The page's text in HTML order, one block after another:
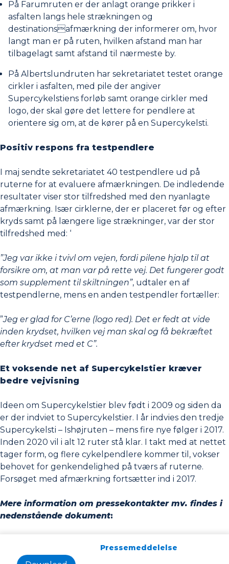
På Farumruten er der anlagt orange prikker i
asfalten langs hele strækningen og
destinationsafmærkning der informerer om, hvor
langt man er på ruten, hvilken afstand man har
tilbagelagt samt afstand til nærmeste by.
På Albertslundruten har sekretariatet testet orange
cirkler i asfalten, med pile der angiver
Supercykelstiens forløb samt orange cirkler med
logo, der skal gøre det lettere for pendlere at
orientere sig om, at de kører på en Supercykelsti.
Positiv respons fra testpendlere
I maj sendte sekretariatet 40 testpendlere ud på
ruterne for at evaluere afmærkningen. De indledende
resultater viser stor tilfredshed med den nyanlagte
afmærkning. Især cirklerne, der er placeret før og efter
kryds samt på længere lige strækninger, var der stor
tilfredshed med: ‘
”Jeg var ikke i tvivl om vejen, fordi pilene hjalp til at
forsikre om, at man var på rette vej. Det fungerer godt
som supplement til skiltningen”, udtaler en af
testpendlerne, mens en anden testpendler fortæller:
”Jeg er glad for C’erne (logo red). Det er fedt at vide
inden krydset, hvilken vej man skal og få bekræftet
efter krydset med et C”.
Et voksende net af Supercykelstier kræver
bedre vejvisning
Ideen om Supercykelstier blev født i 2009 og siden da
er der indviet to Supercykelstier. I år indvies den tredje
Supercykelsti – Ishøjruten – mens fire nye følger i 2017.
Inden 2020 vil i alt 12 ruter stå klar. I takt med at nettet
tager form, og flere cykelpendlere kommer til, vokser
behovet for genkendelighed på tværs af ruterne.
Forsøget med afmærkning fortsætter ind i 2017.
Mere information om pressekontakter mv. findes i
nedenstående dokument:
Pressemeddelelse